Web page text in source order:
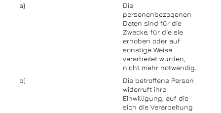
a)
Die
personenbezogenen
Daten sind für die
Zwecke, für die sie
erhoben oder auf
sonstige Weise
verarbeitet wurden,
nicht mehr notwendig.
b)
Die betroffene Person
widerruft ihre
Einwilligung, auf die
sich die Verarbeitung